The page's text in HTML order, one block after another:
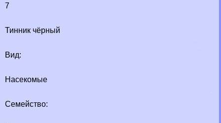
7
Тинник чёрный
Вид:
Насекомые
Семейство: